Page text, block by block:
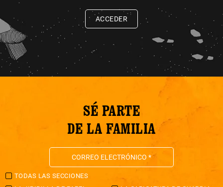
ACCEDER
SÉ PARTE
DE LA FAMILIA
TODAS LAS SECCIONES